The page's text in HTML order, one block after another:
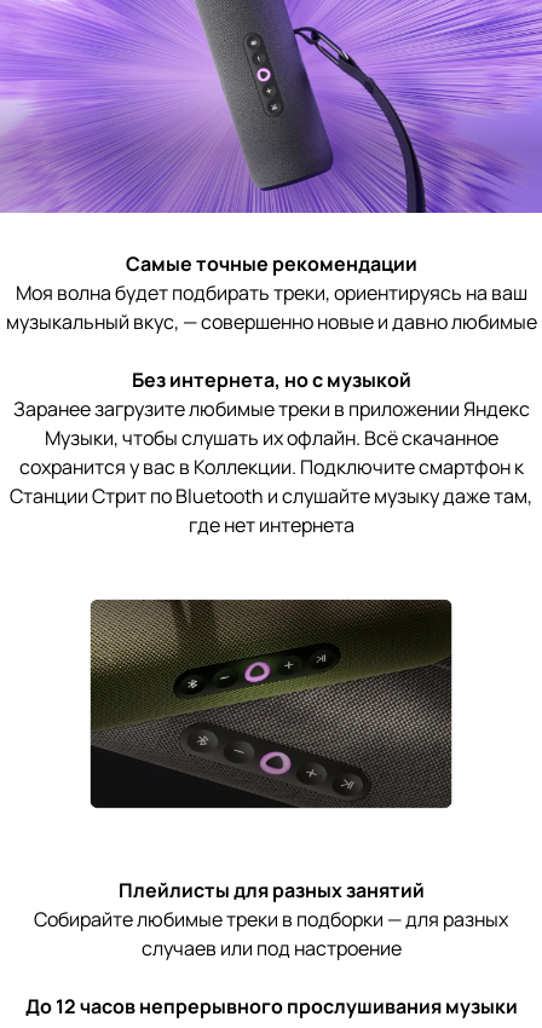
Самые точные рекомендации
Моя волна будет подбирать треки, ориентируясь на ваш
музыкальный вкус, — совершенно новые и давно любимые
Без интернета, но с музыкой
Заранее загрузите любимые треки в приложении Яндекс
Музыки, чтобы слушать их офлайн. Всё скачанное
сохранится у вас в Коллекции. Подключите смартфон к
Станции Стрит по Bluetooth и слушайте музыку даже там,
где нет интернета
Плейлисты для разных занятий
Собирайте любимые треки в подборки — для разных
случаев или под настроение
До 12 часов непрерывного прослушивания музыки